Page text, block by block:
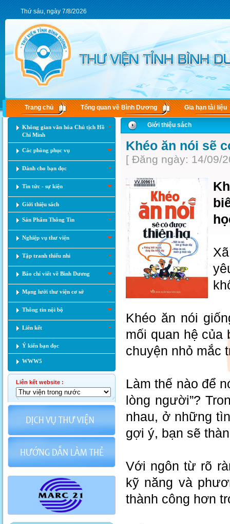
Thứ sáu, ngày 7/8/2026
Trang chủ Tổng quan về Bình Dương Gia hạn tài liệu
Không gian văn hóa Chủ tịch Hồ
Chí Minh
Các phòng phục vụ
Dành cho bạn đọc
Tin tức - sự kiện
Giới thiệu sách
Sản Phẩm Thông Tin
Nghiệp vụ thư viện
Tập tranh thiếu nhi
Báo chí viết về Bình Dương
Mạng lưới thư viện cơ sở
Thông tin nội bộ
Liên kết
Ý kiến bạn đọc
WWW5
Liên kết website :
Giới thiệu sách
Khéo ăn nói sẽ
[ Đăng ngày: 14/09/
Khéo ăn nói
mối quan hệ của
chuyện nhỏ mắc
Làm thế nào để
lòng người”?
nhau, ở những
gợi ý, bạn sẽ
Với ngôn từ rõ
kỹ năng và
thành công hơn